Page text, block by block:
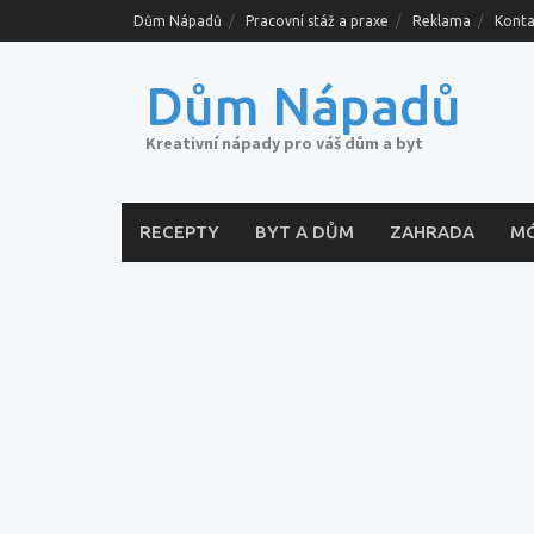
to
Dům Nápadů Pracovní stáž a praxe Reklama
Dům Nápadů
Kreativní nápady pro váš dům a byt
RECEPTY BYT A DŮM ZAHRADA